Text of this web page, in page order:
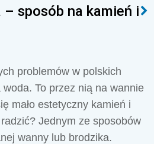
sposób na kamień i
problemów w polskich
woda. To przez nią na wannie
mało estetyczny kamień i
Jednym ze sposobów
wanny lub brodzika.